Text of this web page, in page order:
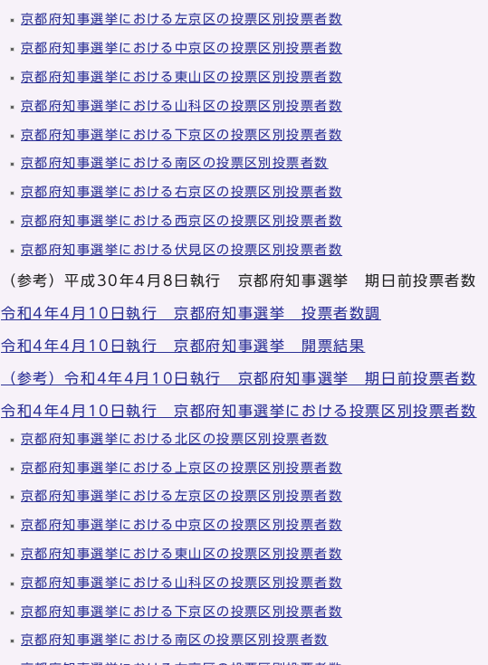
京都府知事選挙における左京区の投票区別投票者数
京都府知事選挙における中京区の投票区別投票者数
京都府知事選挙における東山区の投票区別投票者数
京都府知事選挙における山科区の投票区別投票者数
京都府知事選挙における下京区の投票区別投票者数
京都府知事選挙における南区の投票区別投票者数
京都府知事選挙における右京区の投票区別投票者数
京都府知事選挙における西京区の投票区別投票者数
京都府知事選挙における伏見区の投票区別投票者数
（参考）平成30年4月8日執行 京都府知事選挙 期日前投票者数
令和4年4月10日執行 京都府知事選挙 投票者数調
令和4年4月10日執行 京都府知事選挙 開票結果
（参考）令和4年4月10日執行 京都府知事選挙 期日前投票者数
令和4年4月10日執行 京都府知事選挙における投票区別投票者数
京都府知事選挙における北区の投票区別投票者数
京都府知事選挙における上京区の投票区別投票者数
京都府知事選挙における左京区の投票区別投票者数
京都府知事選挙における中京区の投票区別投票者数
京都府知事選挙における東山区の投票区別投票者数
京都府知事選挙における山科区の投票区別投票者数
京都府知事選挙における下京区の投票区別投票者数
京都府知事選挙における南区の投票区別投票者数